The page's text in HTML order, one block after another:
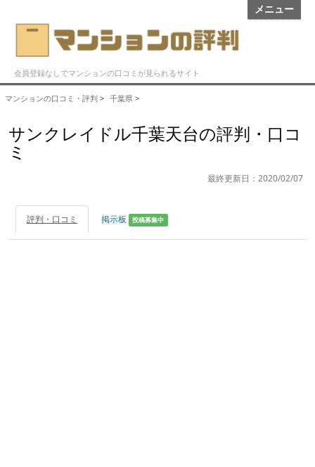
メニュー
会員登録なしでマンションの口コミが見られるサイト
マンションの口コミ・評判 > 千葉県 >
サンクレイドル千葉天台の評判・口コ
ミ
最終更新日：2020/02/07
評判・口コミ 掲示板 投稿募集中